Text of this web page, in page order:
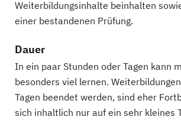
Weiterbildungsinhalte beinhalten
einer bestandenen Prüfung.
Dauer
In ein paar Stunden oder Tagen kann
besonders viel lernen.
Tagen beendet werden, sind eher
sich inhaltlich nur auf ein sehr kleines